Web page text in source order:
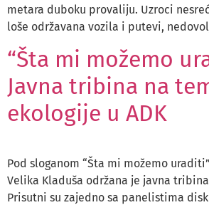
metara duboku provaliju. Uzroci
loše održavana vozila i putevi,
“Šta mi možemo
Javna tribina na
ekologije u ADK
Pod sloganom “Šta mi možemo
Velika Kladuša održana je javna
Prisutni su zajedno sa panelistima